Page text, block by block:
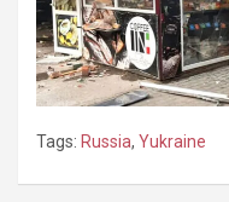
Tags: Russia, Yukraine